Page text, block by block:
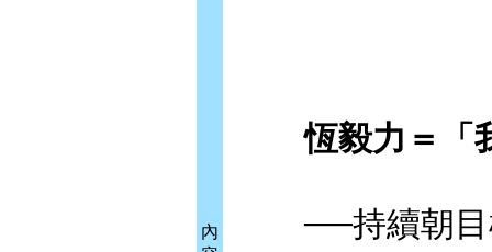
內
恆毅力＝「
──持續朝目